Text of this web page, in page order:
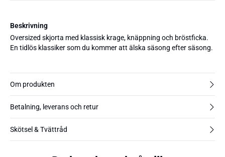
Beskrivning
Oversized skjorta med klassisk krage, knäppning och bröstficka.
En tidlös klassiker som du kommer att älska säsong efter säsong.
Om produkten
Betalning, leverans och retur
Skötsel & Tvättråd